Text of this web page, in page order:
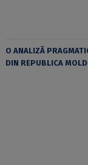
O ANALIZĂ
DIN REPUBLICA